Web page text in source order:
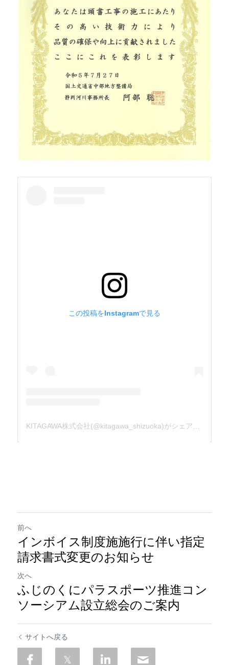
前へ
インボイス制度施施行に伴い指定
請求書式変更のお知らせ
次へ
ふじのくにパラスポーツ推進コン
ソーシアム設立総会のご案内
サイトへ戻る